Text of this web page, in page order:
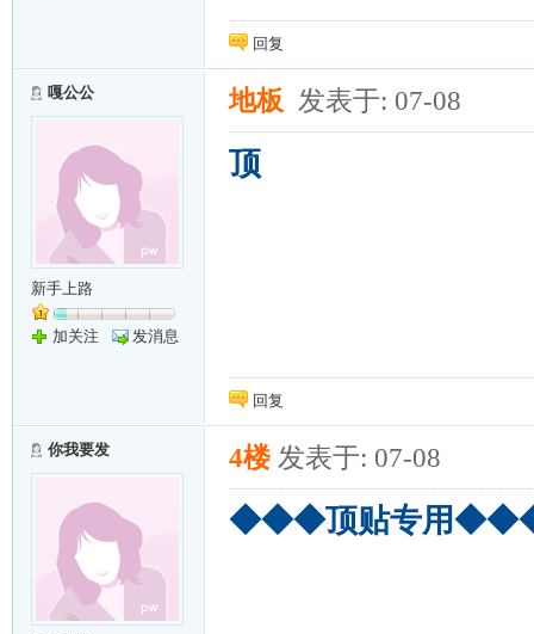
回复
嘎公公
新手上路
加关注 发消息
地板 发表于: 07-08
顶
回复
你我要发 4楼 发表于: 07-08
◆◆◆顶贴专用